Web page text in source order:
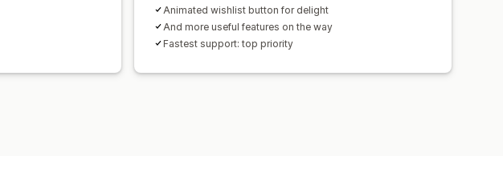
Animated wishlist button for delight
And more useful features on the way
Fastest support: top priority